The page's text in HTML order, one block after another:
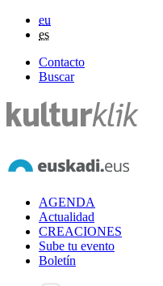
eu
es
Contacto
Buscar
AGENDA
Actualidad
CREACIONES
Sube tu evento
Boletín